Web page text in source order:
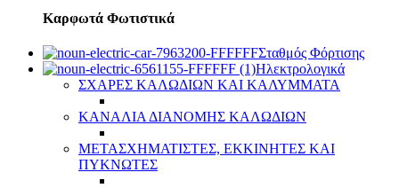
Καρφωτά Φωτιστικά
Σταθμός Φόρτισης
Ηλεκτρολογικά
ΣΧΑΡΕΣ ΚΑΛΩΔΙΩΝ ΚΑΙ ΚΑΛΥΜΜΑΤΑ
ΚΑΝΑΛΙΑ ΔΙΑΝΟΜΗΣ ΚΑΛΩΔΙΩΝ
ΜΕΤΑΣΧΗΜΑΤΙΣΤΕΣ, ΕΚΚΙΝΗΤΕΣ ΚΑΙ
ΠΥΚΝΩΤΕΣ